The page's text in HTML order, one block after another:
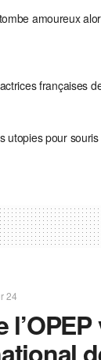
amoureux
françaises
utopies pour
24